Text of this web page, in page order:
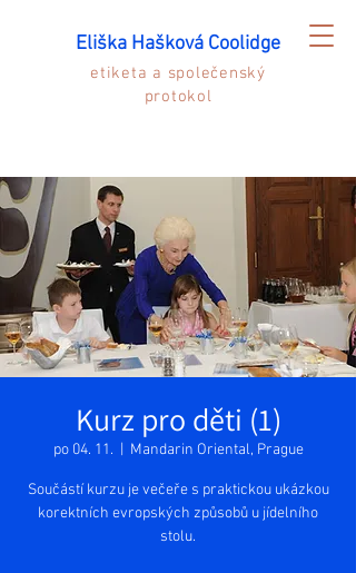
etiketa a společenský
protokol
Eliška Hašková Coolidge
Kurz pro děti (1)
po 04. 11. Mandarin Oriental, Prague
Součástí kurzu je večeře s praktickou ukázkou
korektních evropských způsobů u jídelního
stolu.